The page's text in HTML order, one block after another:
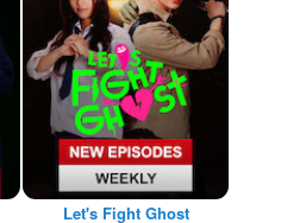
Let's Fight Ghost